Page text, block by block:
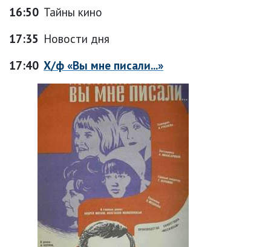
16:50 Тайны кино
17:35 Новости дня
17:40 Х/ф «Вы мне писали...»